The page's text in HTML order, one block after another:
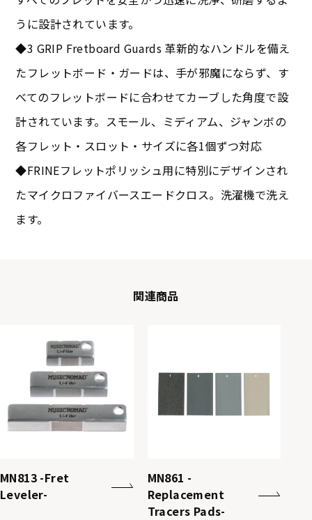
うに設計されています。
◆3 GRIP Fretboard Guards 革新的なハンドルを備え
たフレットボード・ガードは、手が邪魔にならず、す
べてのフレットボードに合わせてカーブした角度で設
計されています。スモール、ミディアム、ジャンボの
各フレット・スロット・サイズに各1個ずつ対応
◆FRINEフレットポリッシュ用に特別にデザインされ
たマイクロファイバースエードクロス。洗濯機で洗え
ます。
関連商品
MN813 -Fret
Leveler-
MN861 -
Replacement
Tracers Pads-